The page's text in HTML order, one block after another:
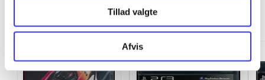
Tillad valgte
Afvis